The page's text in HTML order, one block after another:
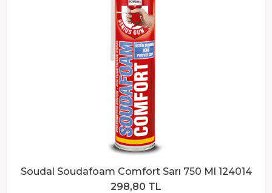
Soudal Soudafoam Comfort Sarı 750 Ml 124014
298,80 TL